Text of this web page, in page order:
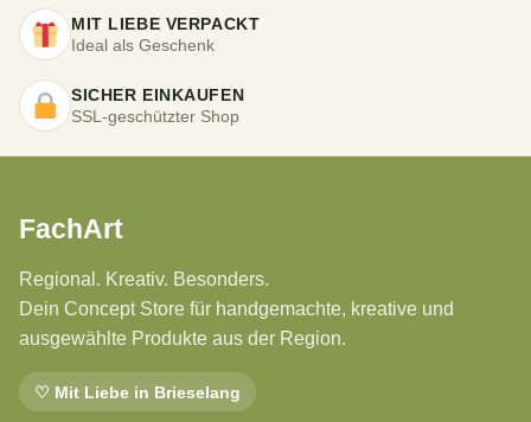
MIT LIEBE VERPACKT
Ideal als Geschenk
SICHER EINKAUFEN
SSL-geschützter Shop
FachArt
Regional. Kreativ. Besonders.
Dein Concept Store für handgemachte, kreative und
ausgewählte Produkte aus der Region.
♡ Mit Liebe in Brieselang